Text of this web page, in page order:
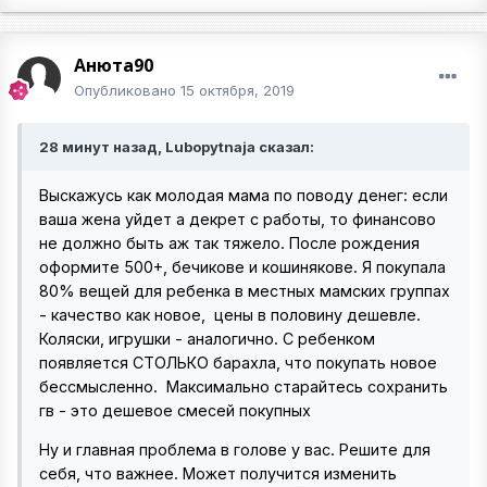
Анюта90
Опубликовано 15 октября, 2019
28 минут назад, Lubopytnaja сказал:
Выскажусь как молодая мама по поводу денег: если
ваша жена уйдет а декрет с работы, то финансово
не должно быть аж так тяжело. После рождения
оформите 500+, бечикове и кошинякове. Я покупала
80% вещей для ребенка в местных мамских группах
- качество как новое, цены в половину дешевле.
Коляски, игрушки - аналогично. С ребенком
появляется СТОЛЬКО барахла, что покупать новое
бессмысленно. Максимально старайтесь сохранить
гв - это дешевое смесей покупных
Ну и главная проблема в голове у вас. Решите для
себя, что важнее. Может получится изменить